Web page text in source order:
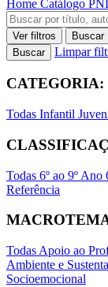
Home Catálogo
Ver filtros
Buscar
Buscar
Limpar
CATEGORIA:
Todas Infantil
Todas 6º ao 9º Ano
Referência
Todas Apoio ao
Ambiente e
Socioemocional